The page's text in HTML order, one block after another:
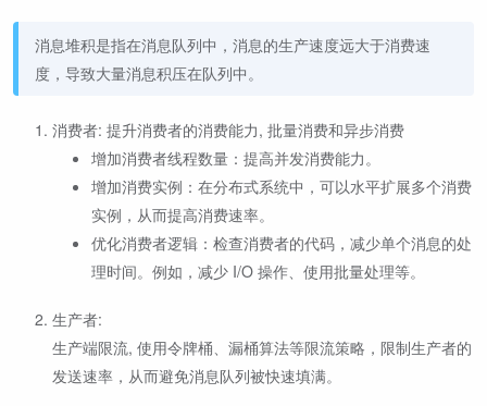
消息堆积是指在消息队列中，消息的生产速度远大于消费速
度，导致大量消息积压在队列中。
消费者: 提升消费者的消费能力, 批量消费和异步消费
增加消费者线程数量：提高并发消费能力。
增加消费实例：在分布式系统中，可以水平扩展多个消费
实例，从而提高消费速率。
优化消费者逻辑：检查消费者的代码，减少单个消息的处
理时间。例如，减少 I/O 操作、使用批量处理等。
生产者:
生产端限流, 使用令牌桶、漏桶算法等限流策略，限制生产者的
发送速率，从而避免消息队列被快速填满。